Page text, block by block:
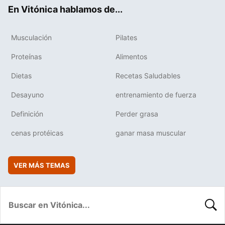
En Vitónica hablamos de...
Musculación Pilates
Proteínas Alimentos
Dietas Recetas Saludables
Desayuno entrenamiento de fuerza
Definición Perder grasa
cenas protéicas ganar masa muscular
VER MÁS TEMAS